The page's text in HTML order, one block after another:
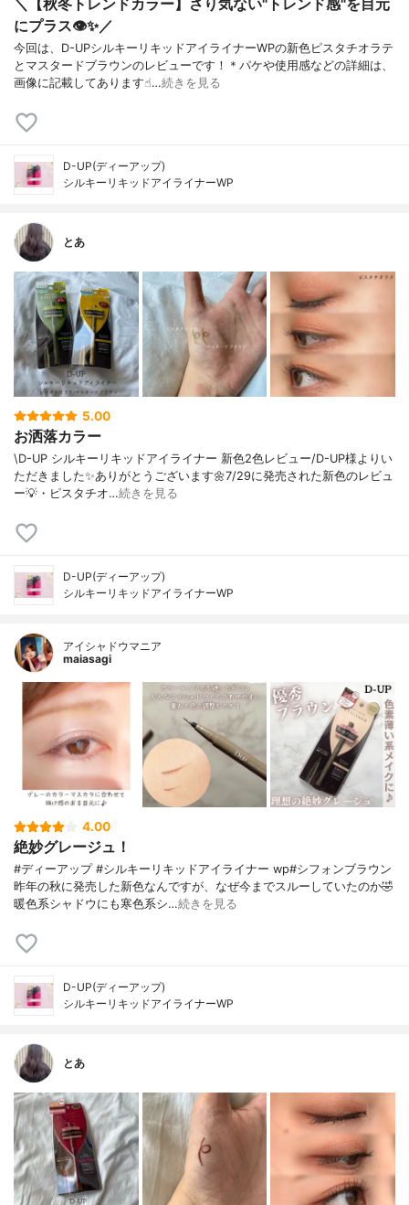
＼【秋冬トレンドカラー】さり気ない"トレンド感"を目元
にプラス👁✨／
今回は、D-UPシルキーリキッドアイライナーWPの新色ピスタチオラテ
とマスタードブラウンのレビューです！＊パケや使用感などの詳細は、
画像に記載してあります☝︎…続きを見る
D-UP(ディーアップ)
シルキーリキッドアイライナーWP
とあ
5.00
お洒落カラー
\D-UP シルキーリキッドアイライナー 新色2色レビュー/D-UP様よりい
ただきました✨ありがとうございます🌼7/29に発売された新色のレビュ
ー💡・ピスタチオ…続きを見る
D-UP(ディーアップ)
シルキーリキッドアイライナーWP
アイシャドウマニア
maiasagi
4.00
絶妙グレージュ！
#ディーアップ #シルキーリキッドアイライナー wp#シフォンブラウン
昨年の秋に発売した新色なんですが、なぜ今までスルーしていたのか🤣
暖色系シャドウにも寒色系シ…続きを見る
D-UP(ディーアップ)
シルキーリキッドアイライナーWP
とあ